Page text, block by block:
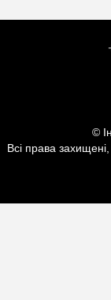
©
Всі права